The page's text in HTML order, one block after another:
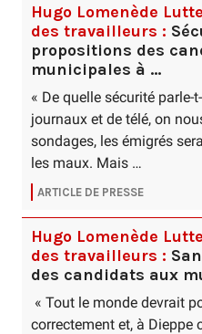
Hugo Lomenède
des travailleurs :
propositions des
municipales à …
« De quelle sécurité parle-
journaux et de télé, on
sondages, les émigrés
les maux. Mais …
ARTICLE DE PRESSE
Hugo Lomenède
des travailleurs :
des candidats aux
« Tout le monde devrait
correctement et, à Dieppe